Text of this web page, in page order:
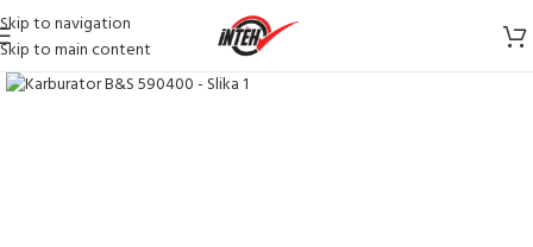
Skip to navigation
Skip to main content